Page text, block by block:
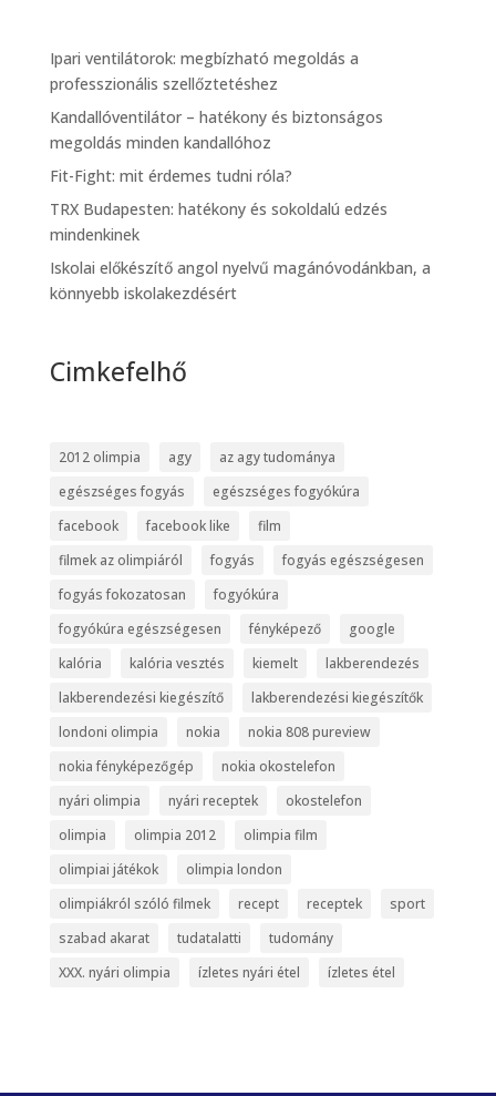
Ipari ventilátorok: megbízható megoldás a
professzionális szellőztetéshez
Kandallóventilátor – hatékony és biztonságos
megoldás minden kandallóhoz
Fit-Fight: mit érdemes tudni róla?
TRX Budapesten: hatékony és sokoldalú edzés
mindenkinek
Iskolai előkészítő angol nyelvű magánóvodánkban, a
könnyebb iskolakezdésért
Cimkefelhő
2012 olimpia agy
az agy tudománya
egészséges fogyás
egészséges fogyókúra
facebook
facebook like
film
filmek az olimpiáról
fogyás
fogyás egészségesen
fogyás fokozatosan
fogyókúra
fogyókúra egészségesen
fényképező
google
kalória
kalória vesztés kiemelt
lakberendezés
lakberendezési kiegészítő
lakberendezési kiegészítők
londoni olimpia
nokia
nokia 808 pureview
nokia fényképezőgép
nokia okostelefon
nyári olimpia
nyári receptek
okostelefon
olimpia
olimpia 2012
olimpia film
olimpiai játékok
olimpia london
olimpiákról szóló filmek
recept receptek
sport
szabad akarat
tudatalatti
tudomány
XXX. nyári olimpia
ízletes nyári étel ízletes étel